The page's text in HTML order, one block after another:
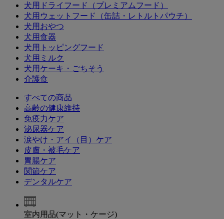
犬用ドライフード（プレミアムフード）
犬用ウェットフード（缶詰・レトルトパウチ）
犬用おやつ
犬用食器
犬用トッピングフード
犬用ミルク
犬用ケーキ・ごちそう
介護食
すべての商品
高齢の健康維持
免疫力ケア
泌尿器ケア
涙やけ・アイ（目）ケア
皮膚・被毛ケア
胃腸ケア
関節ケア
デンタルケア
室内用品(マット・ケージ)